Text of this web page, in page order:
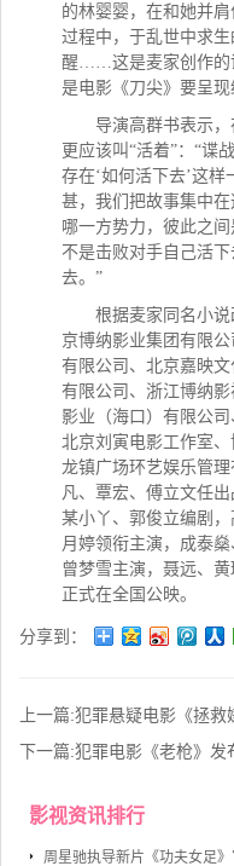
的林婴婴，在和她并
过程中，于乱世中求
醒……这是麦家创作的
是电影《刀尖》要呈现
导演高群书表示
更应该叫“活着”：“谍
存在‘如何活下去’这
甚，我们把故事集中
哪一方势力，彼此之间
不是击败对手自己活
去。”
根据麦家同名小
京博纳影业集团有限公
有限公司、北京嘉映
有限公司、浙江博纳
影业（海口）有限公司
北京刘寅电影工作室
龙镇广场环艺娱乐管
凡、覃宏、傅立文任
某小丫、郭俊立编剧
月婷领衔主演，成泰
曾梦雪主演，聂远、
正式在全国公映。
分享到：
上一篇:犯罪悬疑电影《拯救嫌疑
下一篇:犯罪电影《老枪》发布
影视资讯排行